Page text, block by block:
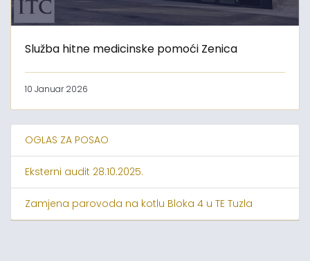
Služba hitne medicinske pomoći Zenica
10 Januar 2026
OGLAS ZA POSAO
Eksterni audit 28.10.2025.
Zamjena parovoda na kotlu Bloka 4 u TE Tuzla